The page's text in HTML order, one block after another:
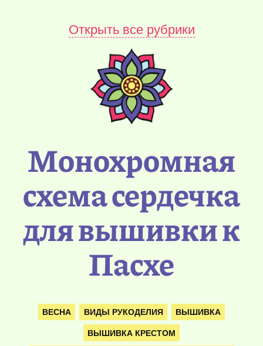
Открыть все рубрики
Монохромная
схема сердечка
для вышивки к
Пасхе
ВЕСНА ВИДЫ РУКОДЕЛИЯ ВЫШИВКА
ВЫШИВКА КРЕСТОМ